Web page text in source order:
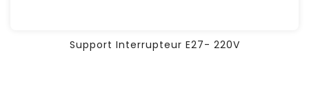
Support Interrupteur E27- 220V